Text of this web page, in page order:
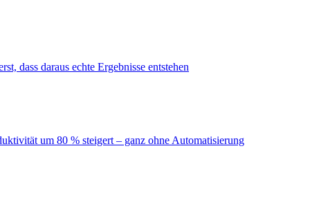
dass daraus echte Ergebnisse entstehen
um 80 % steigert – ganz ohne Automatisierung